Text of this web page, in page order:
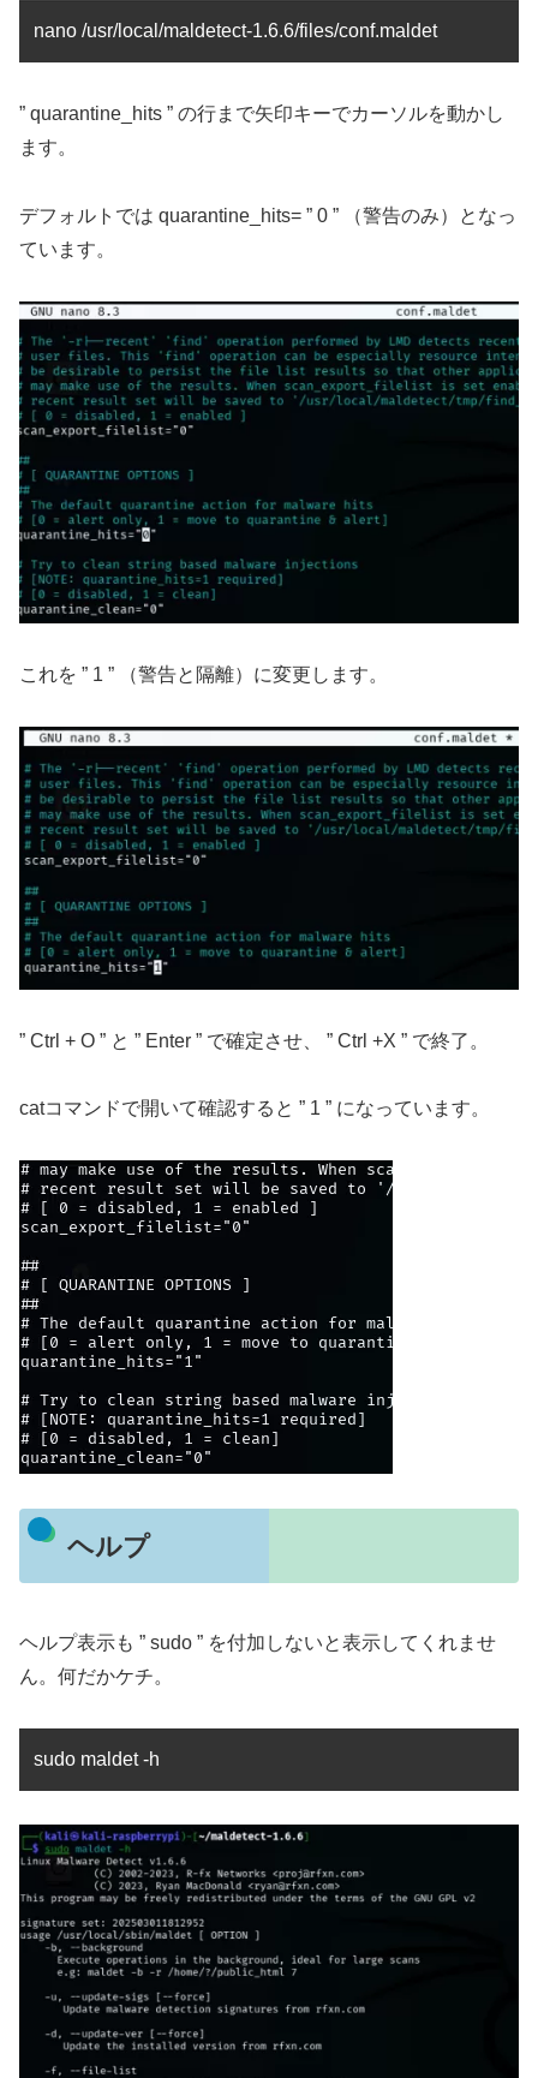
nano /usr/local/maldetect-1.6.6/files/conf.maldet
” quarantine_hits ” の行まで矢印キーでカーソルを動かし
ます。
デフォルトでは quarantine_hits= ” 0 ” （警告のみ）となっ
ています。
これを ” 1 ” （警告と隔離）に変更します。
” Ctrl + O ” と ” Enter ” で確定させ、 ” Ctrl +X ” で終了。
catコマンドで開いて確認すると ” 1 ” になっています。
ヘルプ
ヘルプ表示も ” sudo ” を付加しないと表示してくれませ
ん。何だかケチ。
sudo maldet -h